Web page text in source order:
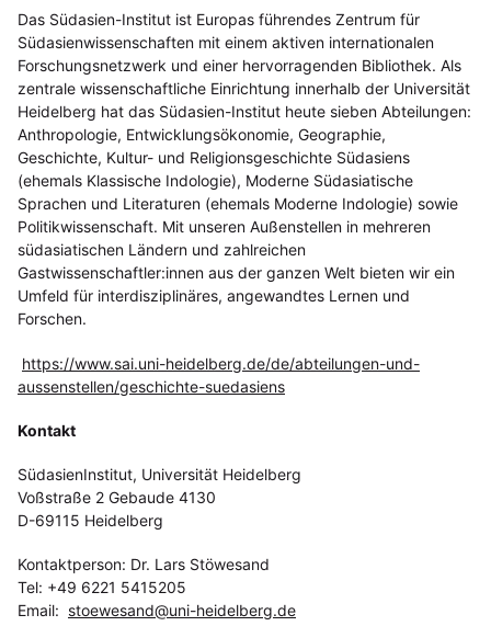
Das Südasien-Institut ist Europas führendes Zentrum für
Südasienwissenschaften mit einem aktiven internationalen
Forschungsnetzwerk und einer hervorragenden Bibliothek. Als
zentrale wissenschaftliche Einrichtung innerhalb der Universität
Heidelberg hat das Südasien-Institut heute sieben Abteilungen:
Anthropologie, Entwicklungsökonomie, Geographie,
Geschichte, Kultur- und Religionsgeschichte Südasiens
(ehemals Klassische Indologie), Moderne Südasiatische
Sprachen und Literaturen (ehemals Moderne Indologie) sowie
Politikwissenschaft. Mit unseren Außenstellen in mehreren
südasiatischen Ländern und zahlreichen
Gastwissenschaftler:innen aus der ganzen Welt bieten wir ein
Umfeld für interdisziplinäres, angewandtes Lernen und
Forschen.
https://www.sai.uni-heidelberg.de/de/abteilungen-und-
aussenstellen/geschichte-suedasiens
Kontakt
SüdasienInstitut, Universität Heidelberg
Voßstraße 2 Gebaude 4130
D-69115 Heidelberg
Kontaktperson: Dr. Lars Stöwesand
Tel: +49 6221 5415205
Email: stoewesand@uni-heidelberg.de